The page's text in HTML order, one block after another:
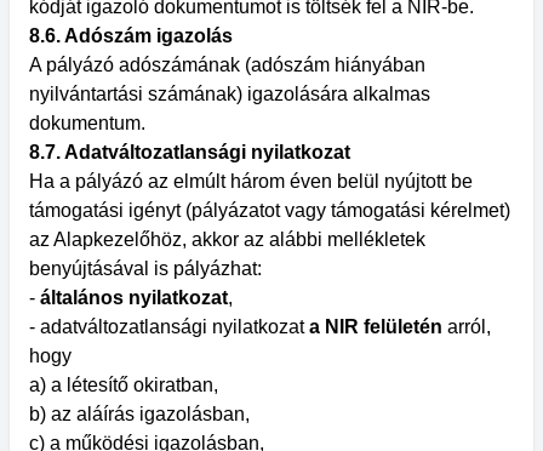
kódját igazoló dokumentumot is töltsék fel a NIR-be.
8.6. Adószám igazolás
A pályázó adószámának (adószám hiányában
nyilvántartási számának) igazolására alkalmas
dokumentum.
8.7. Adatváltozatlansági nyilatkozat
Ha a pályázó az elmúlt három éven belül nyújtott be
támogatási igényt (pályázatot vagy támogatási kérelmet)
az Alapkezelőhöz, akkor az alábbi mellékletek
benyújtásával is pályázhat:
- általános nyilatkozat,
- adatváltozatlansági nyilatkozata NIR felületén arról,
hogy
a) a létesítő okiratban,
b) az aláírás igazolásban,
c) a működési igazolásban,